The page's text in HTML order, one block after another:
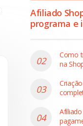
Afiliado
programa e
Como
na